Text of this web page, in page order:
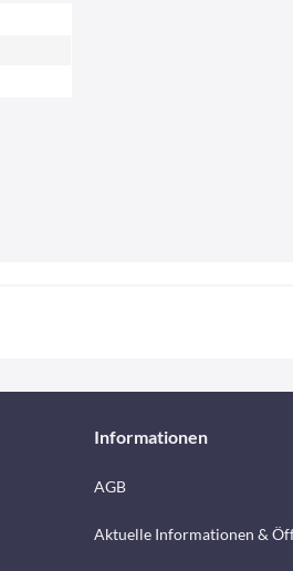
Informationen
AGB
Aktuelle Informationen &